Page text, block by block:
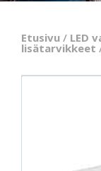
Etusivu / LED
lisätarvikkeet